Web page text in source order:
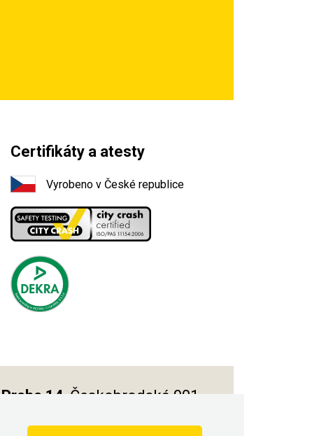
Certifikáty a atesty
Vyrobeno v České republice
Praha 14, Českobrodská 901